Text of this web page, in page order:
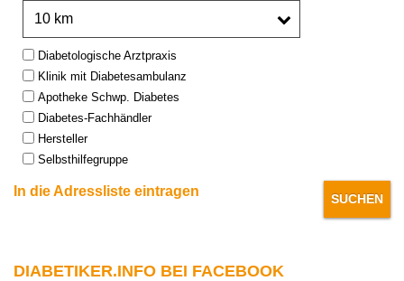
Type:Diabetologische Arztpraxis
Klinik mit Diabetesambulanz
Apotheke Schwp. Diabetes
Diabetes-Fachhändler
Hersteller
Selbsthilfegruppe
In die Adressliste eintragen
DIABETIKER.INFO BEI FACEBOOK